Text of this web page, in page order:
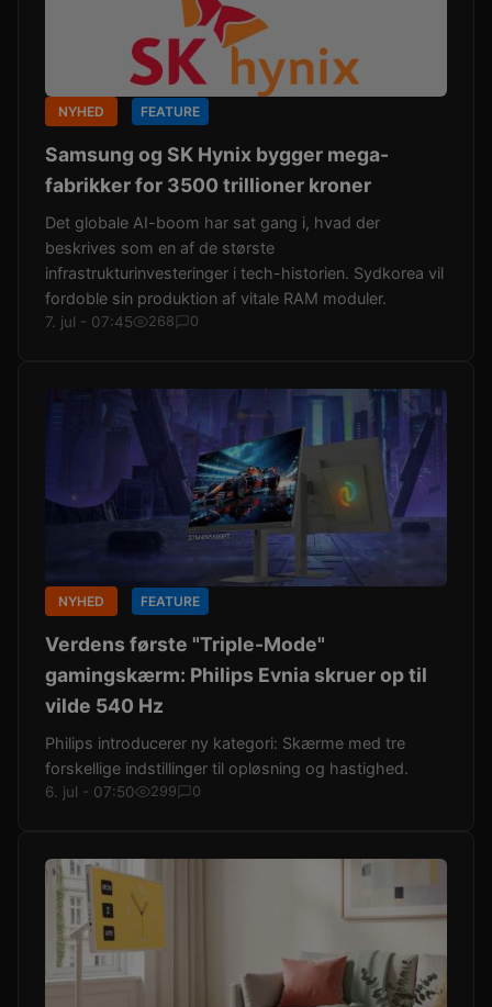
NYHED FEATURE
Samsung og SK Hynix bygger mega-
fabrikker for 3500 trillioner kroner
Det globale AI-boom har sat gang i, hvad der
beskrives som en af de største
infrastrukturinvesteringer i tech-historien. Sydkorea vil
fordoble sin produktion af vitale RAM moduler.
7. jul - 07:45 268 0
NYHED FEATURE
Verdens første "Triple-Mode"
gamingskærm: Philips Evnia skruer op til
vilde 540 Hz
Philips introducerer ny kategori: Skærme med tre
forskellige indstillinger til opløsning og hastighed.
6. jul - 07:50 299 0